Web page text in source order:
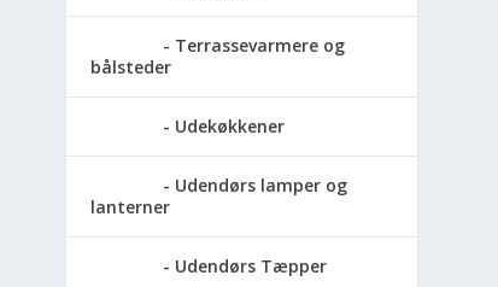
Terrassevarmere og
bålsteder
Udekøkkener
Udendørs lamper og
lanterner
Udendørs Tæpper